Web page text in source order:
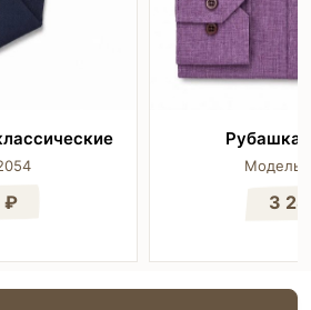
₽
Рубашка
Модель
3